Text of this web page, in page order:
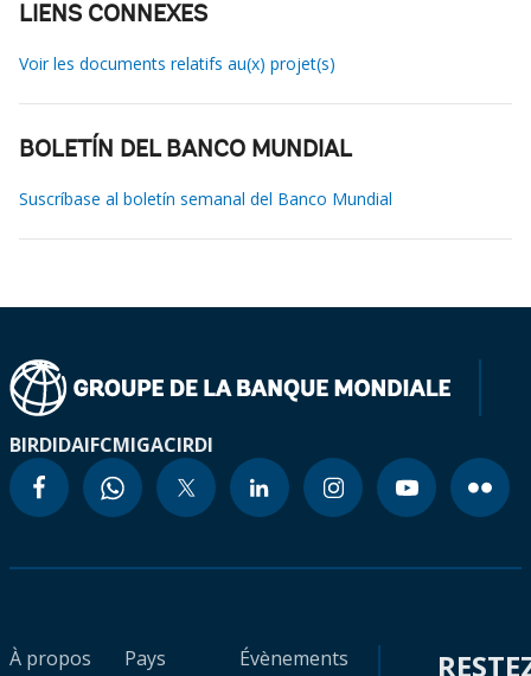
LIENS CONNEXES
Voir les documents relatifs au(x) projet(s)
BOLETÍN DEL BANCO MUNDIAL
Suscríbase al boletín semanal del Banco Mundial
BIRDIDAIFCMIGACIRDI
À propos
Pays
Évènements